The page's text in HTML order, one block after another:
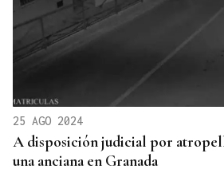
25 AGO 2024
A disposición judicial por
una anciana en Granada